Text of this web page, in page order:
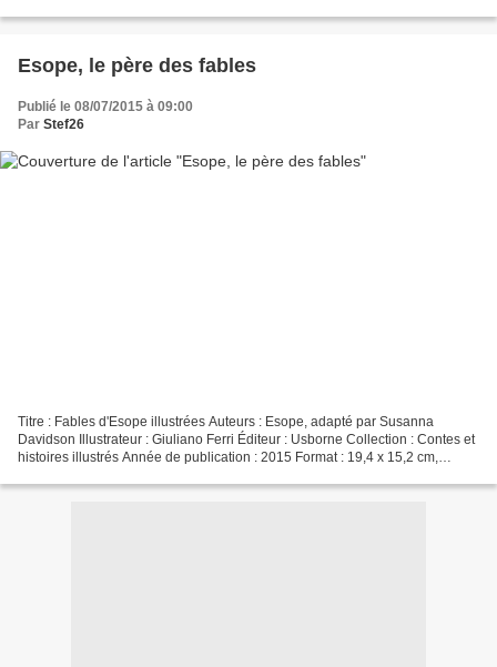
Esope, le père des fables
Publié le 08/07/2015 à 09:00
Par Stef26
Titre : Fables d'Esope illustrées Auteurs : Esope, adapté par Susanna
Davidson Illustrateur : Giuliano Ferri Éditeur : Usborne Collection : Contes et
histoires illustrés Année de publication : 2015 Format : 19,4 x 15,2 cm,